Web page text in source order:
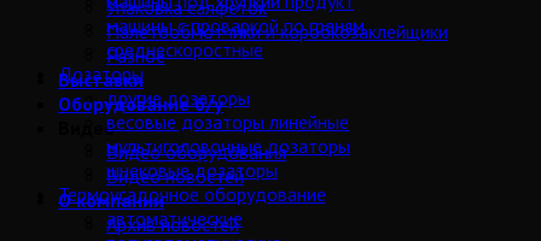
Упаковка салфеток
Палетообмотчики и коробкозаклейщики
Разное
Выставки
Оборудование б/у
Видео
Видео оборудования
Видео новостей
О компании
Архив новостей
машины с проваркой по граням
среднескоростные
Дозаторы
другие дозаторы
весовые дозаторы линейные
мультиголовочные дозаторы
шнековые дозаторы
Термоусадочное оборудование
автоматические